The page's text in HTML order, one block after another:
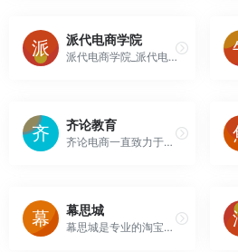
派代电商学院
派代电商学院_派代电商学院!----腾讯课堂官网!----
齐论教育
齐论电商一直致力于成为中国最专业的电商培训交流平台，根据淘宝卖家经营需求，在全资源圈整合自身资源，设立视觉设计、淘宝搜索排名引流、直通车付费推广、电商服务软件周边咨询、货源、等常驻部门，形成立体化服务,解决卖家难题。
幕思城
幕思城是专业的淘宝天猫电商培训机构,专业提供系统学习电商知识到店铺盈利的系列课程,提供系统的淘宝开店、运营推广、卖家资讯和电商培训,学电商、做电商就到幕思城商学院。